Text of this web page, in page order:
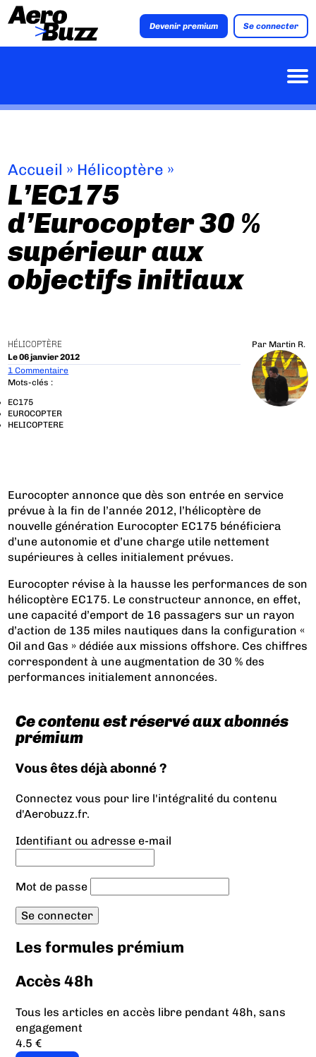
Devenir premium Se connecter
Accueil » Hélicoptère »
L’EC175
d’Eurocopter 30 %
supérieur aux
objectifs initiaux
HÉLICOPTÈRE
Le 06 janvier 2012
Par Martin R.
1 Commentaire
Mots-clés :
EC175
EUROCOPTER
HELICOPTERE
Eurocopter annonce que dès son entrée en service
prévue à la fin de l’année 2012, l’hélicoptère de
nouvelle génération Eurocopter EC175 bénéficiera
d’une autonomie et d’une charge utile nettement
supérieures à celles initialement prévues.
Eurocopter révise à la hausse les performances de son
hélicoptère EC175. Le constructeur annonce, en effet,
une capacité d’emport de 16 passagers sur un rayon
d’action de 135 miles nautiques dans la configuration «
Oil and Gas » dédiée aux missions offshore. Ces chiffres
correspondent à une augmentation de 30 % des
performances initialement annoncées.
Ce contenu est réservé aux abonnés
prémium
Vous êtes déjà abonné ?
Connectez vous pour lire l'intégralité du contenu
d'Aerobuzz.fr.
Identifiant ou adresse e-mail
Mot de passe
Les formules prémium
Accès 48h
Tous les articles en accès libre pendant 48h, sans
engagement
4.5 €